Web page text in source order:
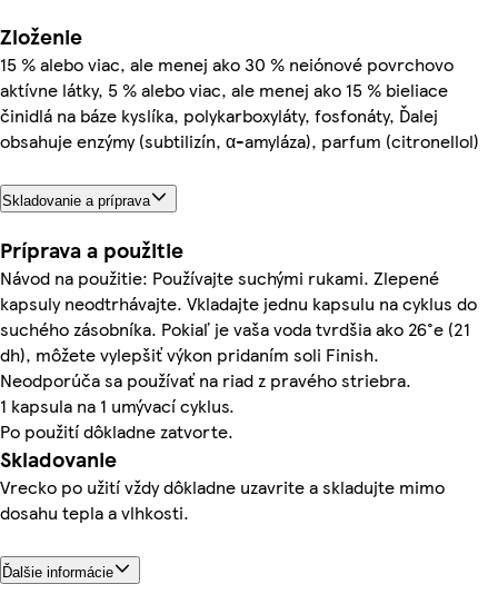
Zloženie
15 % alebo viac, ale menej ako 30 % neiónové povrchovo
aktívne látky, 5 % alebo viac, ale menej ako 15 % bieliace
činidlá na báze kyslíka, polykarboxyláty, fosfonáty, Ďalej
obsahuje enzýmy (subtilizín, α-amyláza), parfum (citronellol)
Skladovanie a príprava
Príprava a použitie
Návod na použitie: Používajte suchými rukami. Zlepené
kapsuly neodtrhávajte. Vkladajte jednu kapsulu na cyklus do
suchého zásobníka. Pokiaľ je vaša voda tvrdšia ako 26°e (21
dh), môžete vylepšiť výkon pridaním soli Finish.
Neodporúča sa používať na riad z pravého striebra.
1 kapsula na 1 umývací cyklus.
Po použití dôkladne zatvorte.
Skladovanie
Vrecko po užití vždy dôkladne uzavrite a skladujte mimo
dosahu tepla a vlhkosti.
Ďalšie informácie